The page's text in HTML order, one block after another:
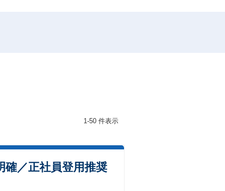
1-50 件表示
確／正社員登用推奨